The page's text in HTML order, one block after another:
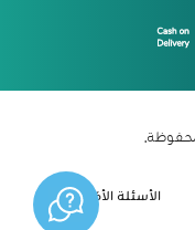
الأسئلة الأكثر شيوعاً